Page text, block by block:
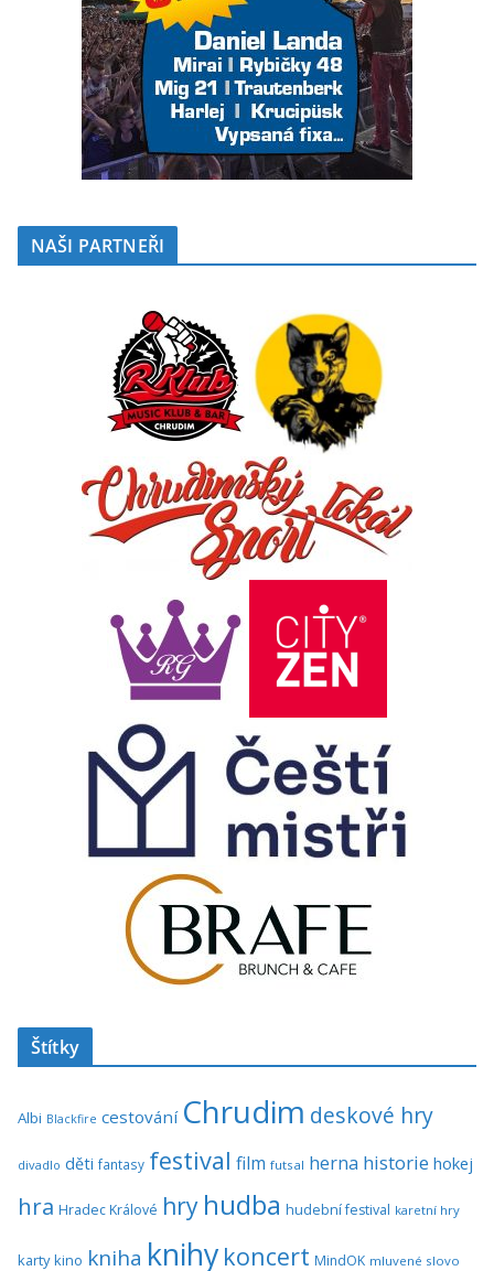
NAŠI PARTNEŘI
Štítky
Albi Blackfire cestování Chrudim deskové hry
divadlo děti fantasy festival film futsal herna historie hokej
hra Hradec Králové hry hudba hudební festival karetní hry
karty kino kniha knihy koncert MindOK mluvené slovo